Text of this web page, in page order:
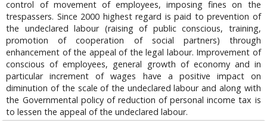
control of movement of employees, imposing fines on the
trespassers. Since 2000 highest regard is paid to prevention of
the undeclared labour (raising of public conscious, training,
promotion of cooperation of social partners) through
enhancement of the appeal of the legal labour. Improvement of
conscious of employees, general growth of economy and in
particular increment of wages have a positive impact on
diminution of the scale of the undeclared labour and along with
the Governmental policy of reduction of personal income tax is
to lessen the appeal of the undeclared labour.